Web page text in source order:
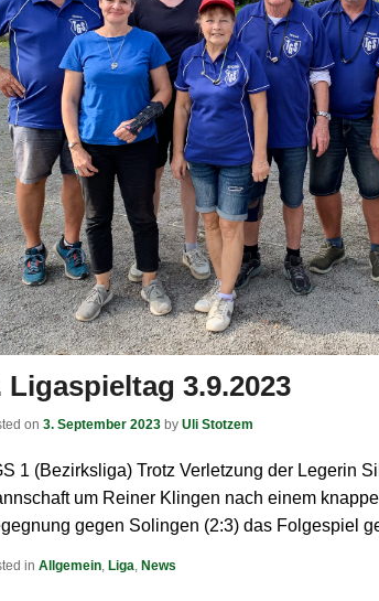
Ligaspieltag 3.9.2023
on 3. September 2023 by Uli Stotzem
1 (Bezirksliga) Trotz Verletzung der Legerin
um Reiner Klingen nach einem
gegen Solingen (2:3) das Folgespiel
in Allgemein Liga News